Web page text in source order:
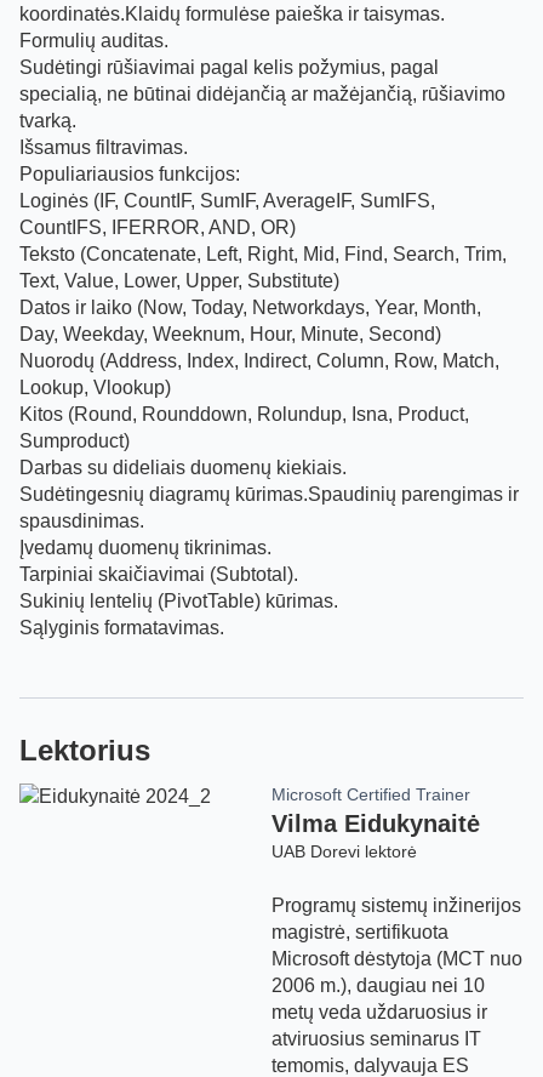
koordinatės.Klaidų formulėse paieška ir taisymas.
Formulių auditas.
Sudėtingi rūšiavimai pagal kelis požymius, pagal
specialią, ne būtinai didėjančią ar mažėjančią, rūšiavimo
tvarką.
Išsamus filtravimas.
Populiariausios funkcijos:
Loginės (IF, CountIF, SumIF, AverageIF, SumIFS,
CountIFS, IFERROR, AND, OR)
Teksto (Concatenate, Left, Right, Mid, Find, Search, Trim,
Text, Value, Lower, Upper, Substitute)
Datos ir laiko (Now, Today, Networkdays, Year, Month,
Day, Weekday, Weeknum, Hour, Minute, Second)
Nuorodų (Address, Index, Indirect, Column, Row, Match,
Lookup, Vlookup)
Kitos (Round, Rounddown, Rolundup, Isna, Product,
Sumproduct)
Darbas su dideliais duomenų kiekiais.
Sudėtingesnių diagramų kūrimas.Spaudinių parengimas ir
spausdinimas.
Įvedamų duomenų tikrinimas.
Tarpiniai skaičiavimai (Subtotal).
Sukinių lentelių (PivotTable) kūrimas.
Sąlyginis formatavimas.
Lektorius
Microsoft Certified Trainer
Vilma Eidukynaitė
UAB Dorevi lektorė
Programų sistemų inžinerijos
magistrė, sertifikuota
Microsoft dėstytoja (MCT nuo
2006 m.), daugiau nei 10
metų veda uždaruosius ir
atviruosius seminarus IT
temomis, dalyvauja ES